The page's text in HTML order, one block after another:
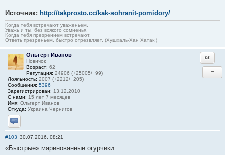
Источник: http://takprosto.cc/kak-sohranit-pomidory/
Когда тебя встречают уваженьем,
Уважь и ты, без всякого сомненья.
Когда тебя презрением встречают,
Ответь презреньем, быстро отрезвляет. (Хушхаль-Хан Хатак.)
Ольгерт Иванов
Новичок
Возраст: 62
Репутация: 24906 (+25005/−99)
Лояльность: 2007 (+2212/−205)
Сообщения: 5396
Зарегистрирован: 13.12.2010
С нами: 15 лет 7 месяцев
Имя: Ольгерт Иванов
Откуда: Украина Чернигов
Отправить личное сообщение
−
#103 30.07.2016, 08:21
«Быстрые» маринованные огурчики